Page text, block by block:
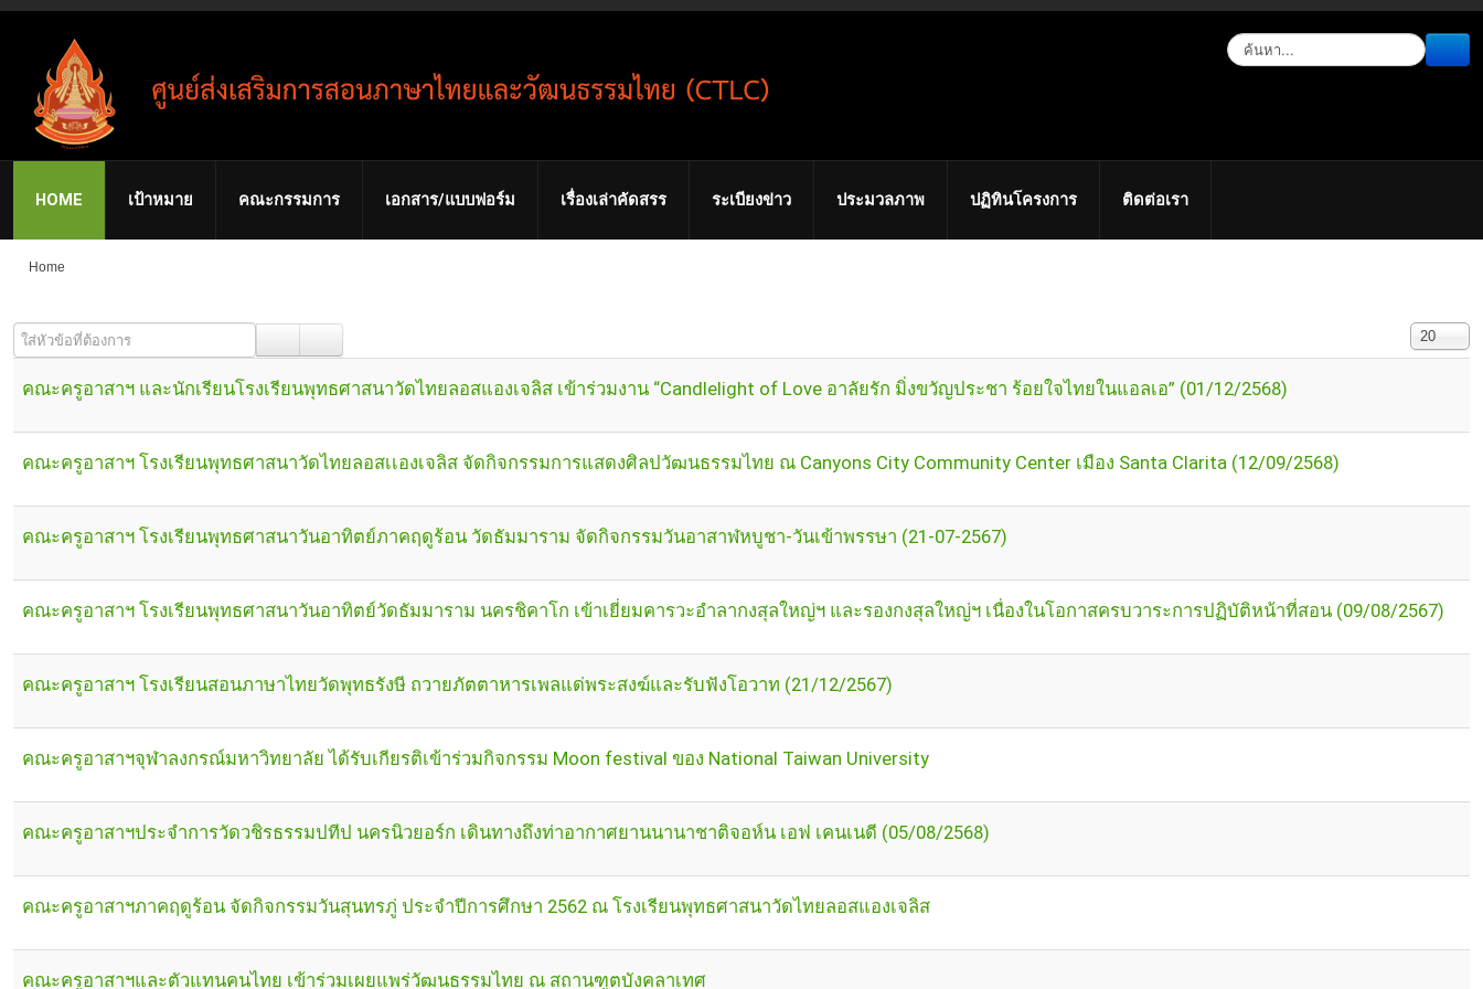
HOME เป้าหมาย คณะกรรมการ เอกสาร/แบบฟอร์ม เรื่องเล่าคัดสรร ระเบียงข่าว ประมวลภาพ ปฏิทินโครงการ ติดต่อเรา
Home
ใส่หัวข้อที่ต้องการ แสดง #
20
คณะครูอาสาฯ และนักเรียนโรงเรียนพุทธศาสนาวัดไทยลอสแองเจลิส เข้าร่วมงาน “Candlelight of Love อาลัยรัก มิ่งขวัญประชา ร้อยใจไทยในแอลเอ” (01/12/2568)
คณะครูอาสาฯ โรงเรียนพุทธศาสนาวัดไทยลอสเเองเจลิส จัดกิจกรรมการแสดงศิลปวัฒนธรรมไทย ณ Canyons City Community Center เมือง Santa Clarita (12/09/2568)
คณะครูอาสาฯ โรงเรียนพุทธศาสนาวันอาทิตย์ภาคฤดูร้อน วัดธัมมาราม จัดกิจกรรมวันอาสาฬหบูชา-วันเข้าพรรษา (21-07-2567)
คณะครูอาสาฯ โรงเรียนพุทธศาสนาวันอาทิตย์วัดธัมมาราม นครชิคาโก เข้าเยี่ยมคารวะอำลากงสุลใหญ่ฯ และรองกงสุลใหญ่ฯ เนื่องในโอกาสครบวาระการปฏิบัติหน้าที่สอน (09/08/2567)
คณะครูอาสาฯ โรงเรียนสอนภาษาไทยวัดพุทธรังษี ถวายภัตตาหารเพลแด่พระสงฆ์และรับฟังโอวาท (21/12/2567)
คณะครูอาสาฯจุฬาลงกรณ์มหาวิทยาลัย ได้รับเกียรติเข้าร่วมกิจกรรม Moon festival ของ National Taiwan University
คณะครูอาสาฯประจำการวัดวชิรธรรมปทีป นครนิวยอร์ก เดินทางถึงท่าอากาศยานนานาชาติจอห์น เอฟ เคนเนดี (05/08/2568)
คณะครูอาสาฯภาคฤดูร้อน จัดกิจกรรมวันสุนทรภู่ ประจำปีการศึกษา 2562 ณ โรงเรียนพุทธศาสนาวัดไทยลอสแองเจลิส
คณะครูอาสาฯและตัวแทนคนไทย เข้าร่วมเผยแพร่วัฒนธรรมไทย ณ สถานฑูตบังคลาเทศ